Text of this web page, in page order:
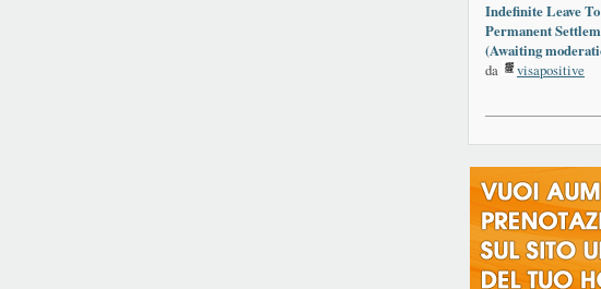
Indefinite Leave
Permanent
(Awaiting
da
visapositive